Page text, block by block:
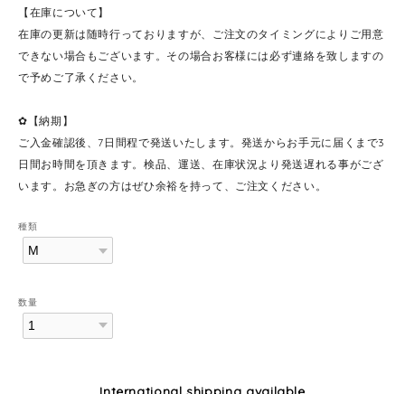
【在庫について】
在庫の更新は随時行っておりますが、ご注文のタイミングによりご用意
できない場合もございます。その場合お客様には必ず連絡を致しますの
で予めご了承ください。
✿【納期】
ご入金確認後、7日間程で発送いたします。発送からお手元に届くまで3
日間お時間を頂きます。検品、運送、在庫状況より発送遅れる事がござ
います。お急ぎの方はぜひ余裕を持って、ご注文ください。
種類
数量